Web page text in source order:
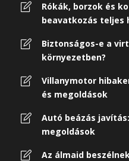
Rókák, borzok és
beavatkozás teljes
Biztonságos-e a
környezetben?
Villanymotor
és megoldások
Autó beázás
megoldások
Az álmaid